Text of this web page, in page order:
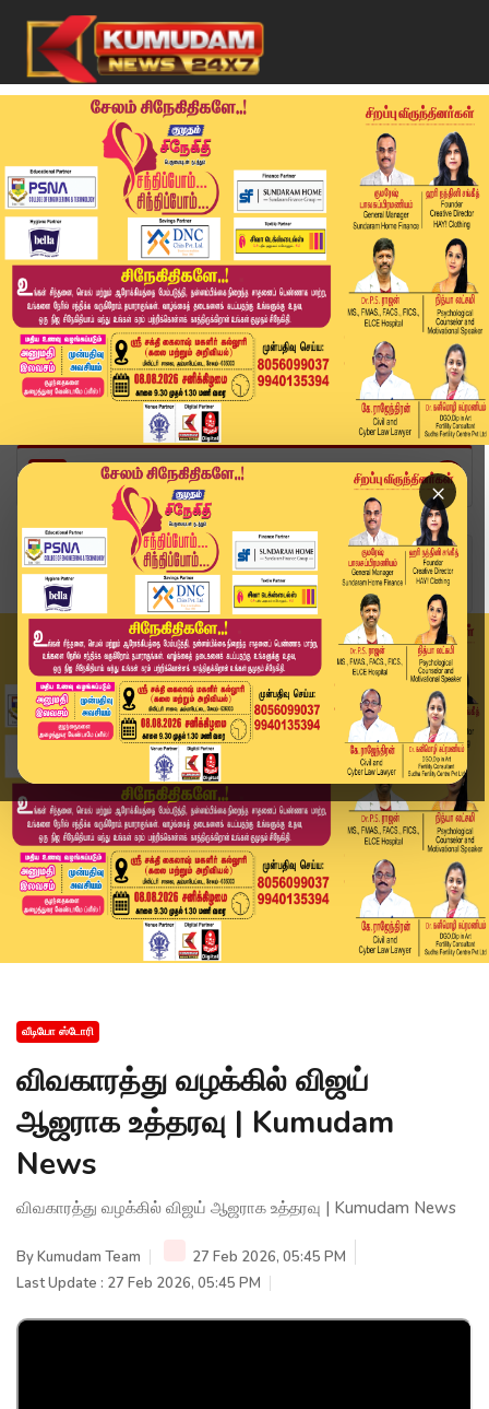
×
Home
வீடியோ ஸ்டோரி
விவகாரத்து வழக்கில் விஜய் ஆஜராக உத்தரவு | Kumu...
வீடியோ ஸ்டோரி
விவகாரத்து வழக்கில் விஜய்
ஆஜராக உத்தரவு | Kumudam
News
விவகாரத்து வழக்கில் விஜய் ஆஜராக உத்தரவு | Kumudam News
ByKumudam Team
27 Feb 2026, 05:45 PM
Last Update : 27 Feb 2026, 05:45 PM